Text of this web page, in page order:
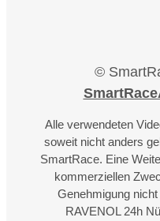
©
Alle verwendeten
soweit nicht anders
SmartRace. Eine
kommerziellen
Genehmigung
RAVENOL 24h